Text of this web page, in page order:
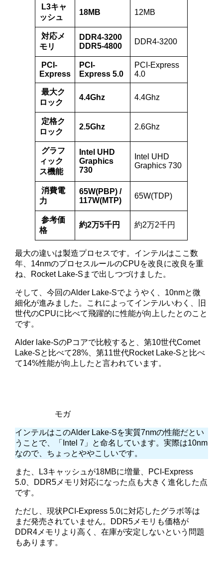
L3キャ
ッシュ
18MB 12MB
対応メ
モリ
DDR4-3200
DDR5-4800
DDR4-3200
PCI-
Express
PCI-
Express 5.0
PCI-Express
4.0
最大ク
ロック
4.4Ghz 4.4Ghz
定格ク
ロック
2.5Ghz 2.6Ghz
グラフ
ィック
ス機能
Intel UHD
Graphics
730
Intel UHD
Graphics 730
消費電
力
65W(PBP) /
117W(MTP)
65W(TDP)
参考価
格
約2万5千円 約2万2千円
最大の違いは製造プロセスです。インテルはここ数
年、14nmのプロセスルールのCPUを改良に改良を重
ね、Rocket Lake-Sまで出しつづけました。
そして、今回のAlder Lake-Sでようやく、10nmと微
細化が進みました。これによってインテルいわく、旧
世代のCPUに比べて飛躍的に性能が向上したとのこと
です。
Alder lake-SのPコアで比較すると、第10世代Comet
Lake-Sと比べて28%、第11世代Rocket Lake-Sと比べ
て14%性能が向上したと言われています。
モガ
インテルはこのAlder Lake-Sを実質7nmの性能だとい
うことで、「Intel 7」と命名しています。実際は10nm
なので、ちょっとややこしいです。
また、L3キャッシュが18MBに増量、PCI-Express
5.0、DDR5メモリ対応になった点も大きく進化した点
です。
ただし、現状PCI-Express 5.0に対応したグラボ等は
まだ発売されていません。DDR5メモリも価格が
DDR4メモリより高く、在庫が安定しないという問題
もあります。